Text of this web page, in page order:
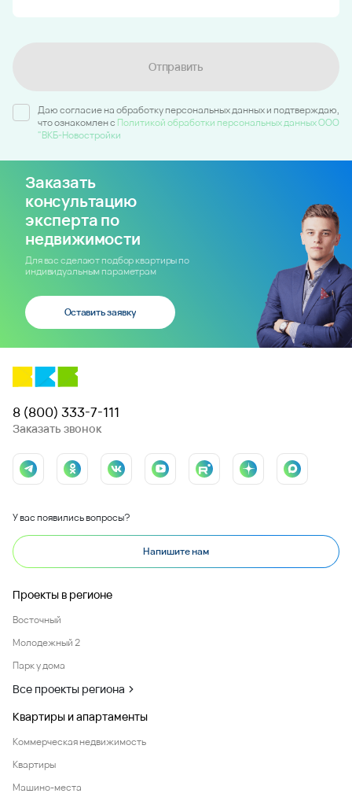
Отправить
Даю согласие на обработку персональных данных и подтверждаю,
что ознакомлен c Политикой обработки персональных данных ООО
"ВКБ-Новостройки
Заказать
консультацию
эксперта по
недвижимости
Для вас сделают подбор квартиры по
индивидуальным параметрам
Оставить заявку
8 (800) 333-7-111
Заказать звонок
У вас появились вопросы?
Напишите нам
Проекты в регионе
Восточный
Молодежный 2
Парк у дома
Все проекты региона
Квартиры и апартаменты
Коммерческая недвижимость
Квартиры
Машино-места